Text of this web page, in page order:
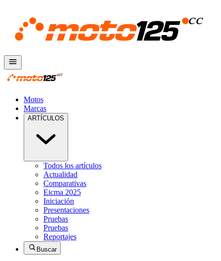
Motos
Marcas
ARTÍCULOS
Todos los artículos
Actualidad
Comparativas
Eicma 2025
Iniciación
Presentaciones
Pruebas
Pruebas
Reportajes
Buscar